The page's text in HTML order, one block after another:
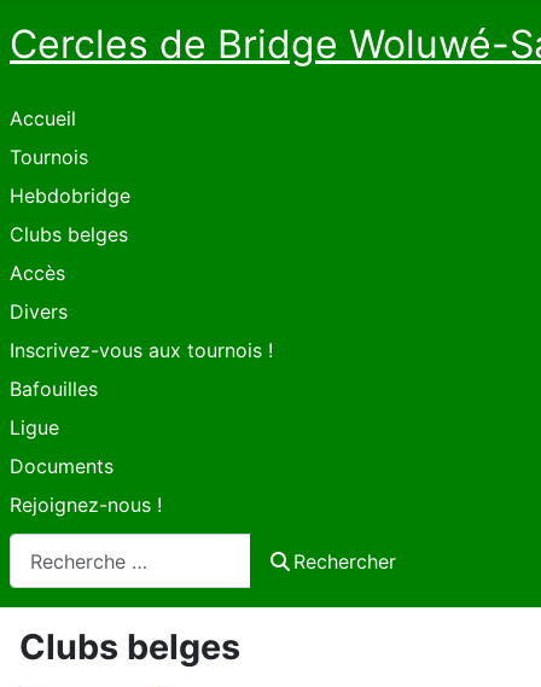
Cercles de Bridge Woluwé-
Accueil
Tournois
Hebdobridge
Clubs belges
Accès
Divers
Inscrivez-vous aux tournois !
Bafouilles
Ligue
Documents
Rejoignez-nous !
Rechercher
Clubs belges